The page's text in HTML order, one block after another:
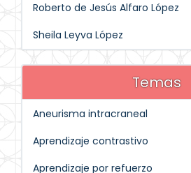
Roberto de Jesús Alfaro López
Sheila Leyva López
Temas
Aneurisma intracraneal
Aprendizaje contrastivo
Aprendizaje por refuerzo